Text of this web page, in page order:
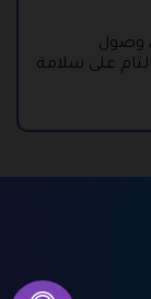
وصول
على سلامة